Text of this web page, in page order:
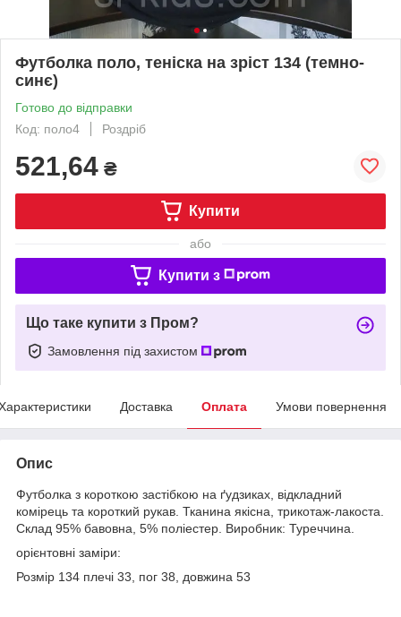
Футболка поло, теніска на зріст 134 (темно-
синє)
Готово до відправки
Код: поло4
Роздріб
521,64 ₴
Купити
або
Купити з
Що таке купити з Пром?
Замовлення під захистом
Доставка Оплата Умови повернення
Опис
Футболка з короткою застібкою на ґудзиках, відкладний
комірець та короткий рукав. Тканина якісна, трикотаж-лакоста.
Склад 95% бавовна, 5% поліестер. Виробник: Туреччина.
орієнтовні заміри:
Розмір 134 плечі 33, пог 38, довжина 53